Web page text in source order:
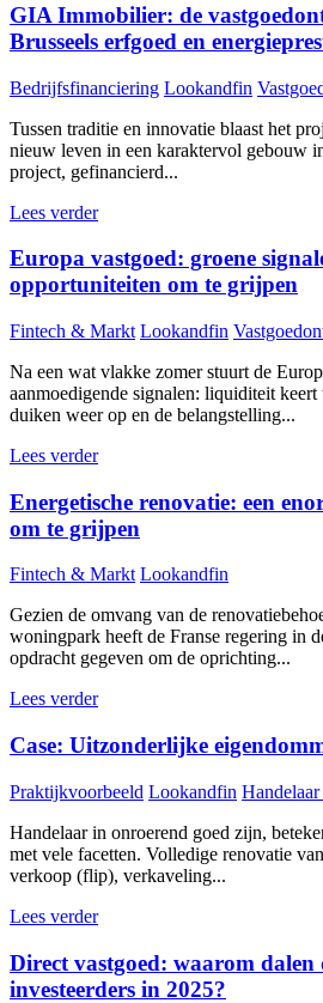
GIA Immobilier: de
Brusseels erfgoed en
Bedrijfsfinanciering Lookandfin
Tussen traditie en innovatie blaast het
nieuw leven in een karaktervol gebouw
project, gefinancierd...
Lees verder
Europa vastgoed: groene
opportuniteiten om te grijpen
Fintech & Markt Lookandfin
Na een wat vlakke zomer stuurt de
aanmoedigende signalen: liquiditeit keert
duiken weer op en de belangstelling...
Lees verder
Energetische renovatie: een
om te grijpen
Fintech & Markt Lookandfin
Gezien de omvang van de
woningpark heeft de Franse regering in
opdracht gegeven om de oprichting...
Lees verder
Case: Uitzonderlijke
Praktijkvoorbeeld Lookandfin
Handelaar in onroerend goed zijn,
met vele facetten. Volledige renovatie
verkoop (flip), verkaveling...
Lees verder
Direct vastgoed: waarom dalen
investeerders in 2025?